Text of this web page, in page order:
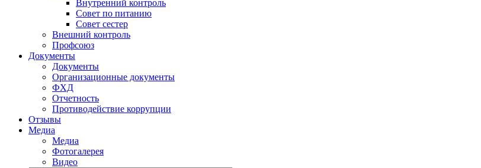
Внутренний контроль
Совет по питанию
Совет сестер
Внешний контроль
Профсоюз
Документы
Документы
Организационные документы
ФХД
Отчетность
Противодействие коррупции
Отзывы
Медиа
Медиа
Фотогалерея
Видео